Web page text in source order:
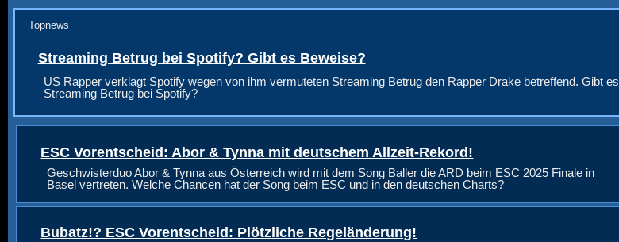
Topnews
Streaming Betrug bei Spotify? Gibt es Beweise?
US Rapper verklagt Spotify wegen von ihm vermuteten Streaming Betrug den Rapper Drake betreffend. Gibt es
Streaming Betrug bei Spotify?
ESC Vorentscheid: Abor & Tynna mit deutschem Allzeit-Rekord!
Geschwisterduo Abor & Tynna aus Österreich wird mit dem Song Baller die ARD beim ESC 2025 Finale in
Basel vertreten. Welche Chancen hat der Song beim ESC und in den deutschen Charts?
Bubatz!? ESC Vorentscheid: Plötzliche Regeländerung!